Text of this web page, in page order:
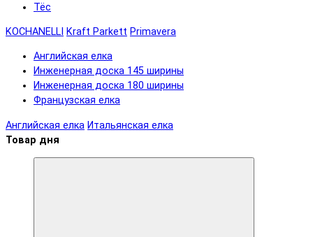
Тёс
KOCHANELLI Kraft Parkett Primavera
Английская елка
Инженерная доска 145 ширины
Инженерная доска 180 ширины
Французская елка
Английская елка Итальянская елка
Товар дня